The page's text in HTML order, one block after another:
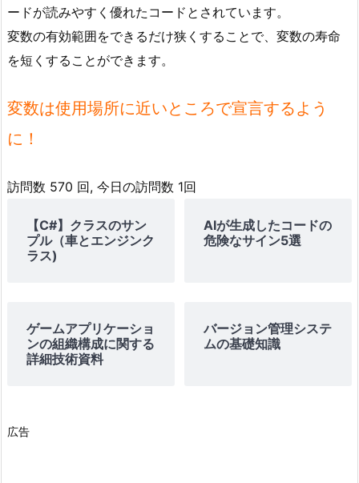
ードが読みやすく優れたコードとされています。
変数の有効範囲をできるだけ狭くすることで、変数の寿命
を短くすることができます。
変数は使用場所に近いところで宣言するよう
に！
訪問数 570 回, 今日の訪問数 1回
【C#】クラスのサン
プル（車とエンジンク
ラス)
AIが生成したコードの
危険なサイン5選
ゲームアプリケーショ
ンの組織構成に関する
詳細技術資料
バージョン管理システ
ムの基礎知識
広告